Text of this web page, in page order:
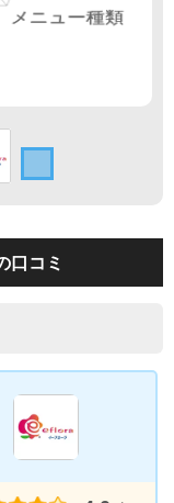
口コミ